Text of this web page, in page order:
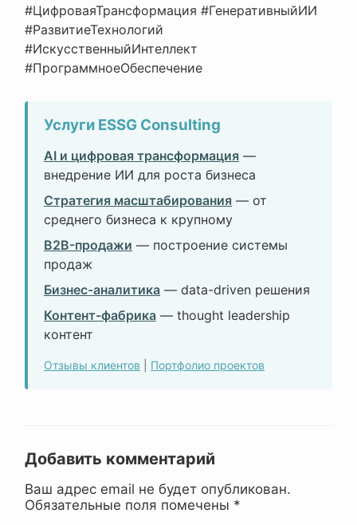
#ЦифроваяТрансформация #ГенеративныйИИ
#РазвитиеТехнологий
#ИскусственныйИнтеллект
#ПрограммноеОбеспечение
Услуги ESSG Consulting
AI и цифровая трансформация —
внедрение ИИ для роста бизнеса
Стратегия масштабирования — от
среднего бизнеса к крупному
B2B-продажи — построение системы
продаж
Бизнес-аналитика — data-driven решения
Контент-фабрика — thought leadership
контент
Отзывы клиентов Портфолио проектов
Добавить комментарий
Ваш адрес email не будет опубликован.
Обязательные поля помечены *